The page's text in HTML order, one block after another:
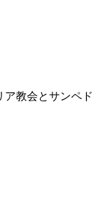
教会とサンペド